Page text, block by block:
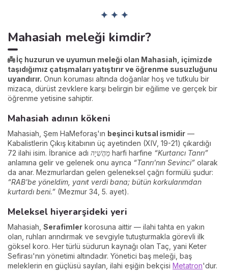
✦ ✦ ✦
Mahasiah meleği kimdir?
👼 İç huzurun ve uyumun meleği olan Mahasiah, içimizde
taşıdığımız çatışmaları yatıştırır ve öğrenme susuzluğunu
uyandırır. Onun koruması altında doğanlar hoş ve tutkulu bir
mizaca, dürüst zevklere karşı belirgin bir eğilime ve gerçek bir
öğrenme yetisine sahiptir.
Mahasiah adının kökeni
Mahasiah, Şem HaMeforaş'ın beşinci kutsal ismidir —
Kabalistlerin Çıkış kitabının üç ayetinden (XIV, 19-21) çıkardığı
72 ilahi isim. İbranice adı מַהֲשִׁיָה harfi harfine “Kurtarıcı Tanrı”
anlamına gelir ve gelenek onu ayrıca “Tanrı'nın Sevinci” olarak
da anar. Mezmurlardan gelen geleneksel çağrı formülü şudur:
“RAB'be yöneldim, yanıt verdi bana; bütün korkularımdan
kurtardı beni.” (Mezmur 34, 5. ayet).
Meleksel hiyerarşideki yeri
Mahasiah, Serafimler korosuna aittir — ilahi tahta en yakın
olan, ruhları arındırmak ve sevgiyle tutuşturmakla görevli ilk
göksel koro. Her türlü südurun kaynağı olan Taç, yani Keter
Sefirası'nın yönetimi altındadır. Yönetici baş meleği, baş
meleklerin en güçlüsü sayılan, ilahi eşiğin bekçisi Metatron'dur.